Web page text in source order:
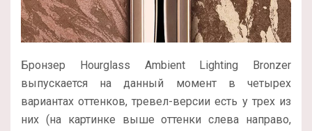
Бронзер Hourglass Ambient Lighting Bronzer
выпускается на данный момент в четырех
вариантах оттенков, тревел-версии есть у трех из
них (на картинке выше оттенки слева направо,